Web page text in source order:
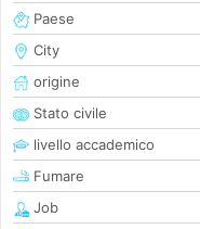
Paese
City
origine
Stato civile
livello accademico
Fumare
Job